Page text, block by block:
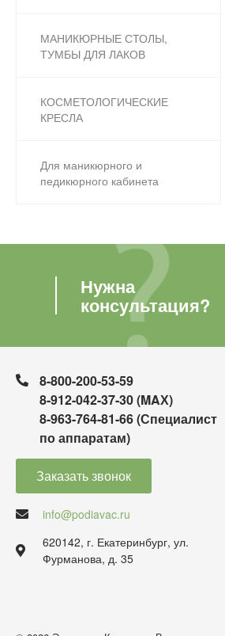
МАНИКЮРНЫЕ СТОЛЫ,
ТУМБЫ ДЛЯ ЛАКОВ
КОСМЕТОЛОГИЧЕСКИЕ
КРЕСЛА
Для маникюрного и
педикюрного кабинета
Нужна
консультация?
8-800-200-53-59
8-912-042-37-30 (MAХ)
8-963-764-81-66 (Специалист
по аппаратам)
Заказать звонок
info@podiavac.ru
620142, г. Екатеринбург, ул.
Фурманова, д. 35